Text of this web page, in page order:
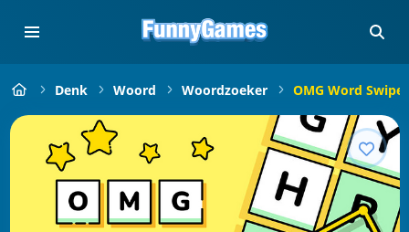
Denk Woord Woordzoeker OMG Word Swipe